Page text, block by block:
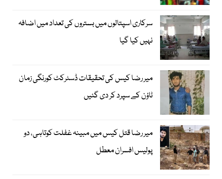
سرکاری اسپتالوں میں بستروں کی تعداد میں اضافہ
نہیں کیا گیا
میر رضا کیس کی تحقیقات ڈسٹرکٹ کورنگی زمان
ٹاؤن کے سپرد کر دی گئیں
میر رضا قتل کیس میں مبینہ غفلت کوتاہی، دو
پولیس افسران معطل